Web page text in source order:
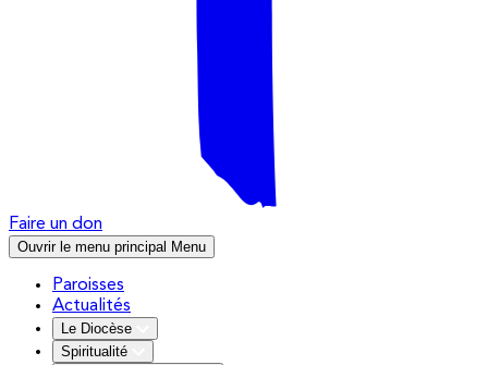
Faire un don
Ouvrir le menu principal Menu
Paroisses
Actualités
Le Diocèse
Spiritualité